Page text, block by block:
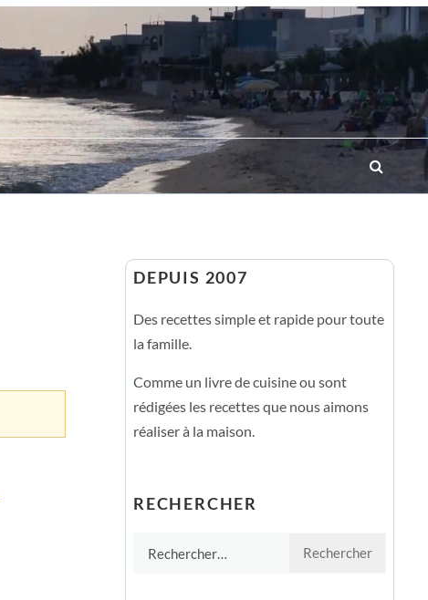
DEPUIS 2007
Des recettes simple et rapide pour toute
la famille.
Comme un livre de cuisine ou sont
rédigées les recettes que nous aimons
réaliser à la maison.
RECHERCHER